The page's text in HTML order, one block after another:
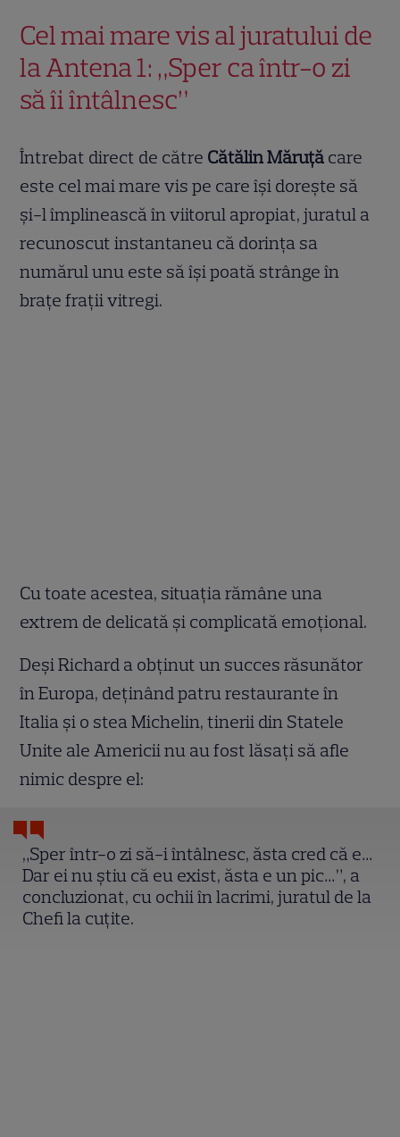
Cel mai mare vis al juratului de
la Antena 1: „Sper ca într-o zi
să îi întâlnesc”
Întrebat direct de către Cătălin Măruță care
este cel mai mare vis pe care își dorește să
și-l împlinească în viitorul apropiat, juratul a
recunoscut instantaneu că dorința sa
numărul unu este să își poată strânge în
brațe frații vitregi.
Cu toate acestea, situația rămâne una
extrem de delicată și complicată emoțional.
Deși Richard a obținut un succes răsunător
în Europa, deținând patru restaurante în
Italia și o stea Michelin, tinerii din Statele
Unite ale Americii nu au fost lăsați să afle
nimic despre el:
„Sper într-o zi să-i întâlnesc, ăsta cred că e…
Dar ei nu știu că eu exist, ăsta e un pic…”, a
concluzionat, cu ochii în lacrimi, juratul de la
Chefi la cuțite.